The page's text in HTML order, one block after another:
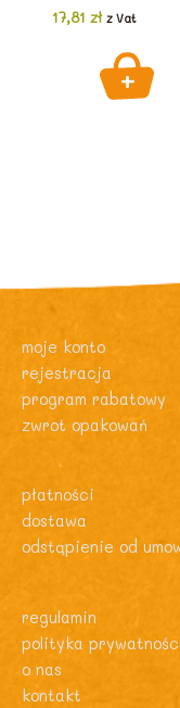
17,81 zł z Vat
moje konto
rejestracja
program rabatowy
zwrot opakowań
płatności
dostawa
odstąpienie od
regulamin
polityka
o nas
kontakt